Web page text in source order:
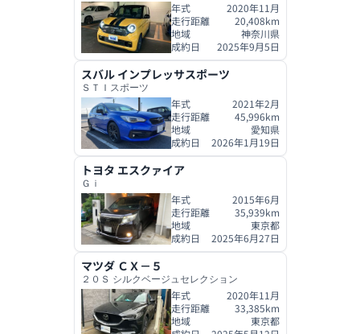
年式
2020年11月
走行距離
20,408km
地域
神奈川県
成約日
2025年9月5日
スバル インプレッサスポーツ
ＳＴＩスポーツ
年式
2021年2月
走行距離
45,996km
地域
愛知県
成約日
2026年1月19日
トヨタ エスクァイア
Ｇｉ
年式
2015年6月
走行距離
35,939km
地域
東京都
成約日
2025年6月27日
マツダ ＣＸ－５
２０Ｓ シルクベージュセレクション
年式
2020年11月
走行距離
33,385km
地域
東京都